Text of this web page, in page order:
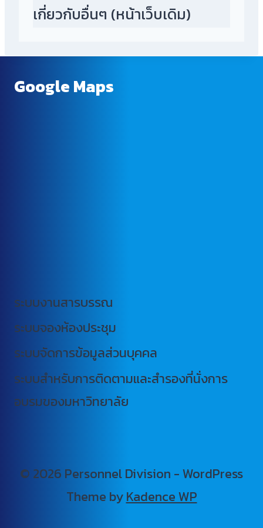
เกี่ยวกับอื่นๆ (หน้าเว็บเดิม)
Google Maps
ระบบงานสารบรรณ
ระบบจองห้องประชุม
ระบบจัดการข้อมูลส่วนบุคคล
ระบบสำหรับการติดตามและสำรองที่นั่งการ
อบรมของมหาวิทยาลัย
© 2026 Personnel Division - WordPress
Theme byKadence WP